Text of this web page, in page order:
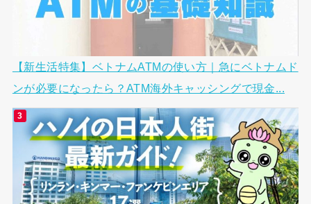
【新生活特集】ベトナムATMの使い方｜急にベトナムド
ンが必要になったら？ATM海外キャッシングで現金...